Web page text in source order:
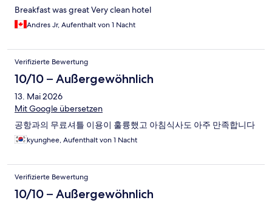
Breakfast was great Very clean hotel
Andres Jr, Aufenthalt von 1 Nacht
Verifizierte Bewertung
10/10 – Außergewöhnlich
13. Mai 2026
Mit Google übersetzen
공항과의 무료셔틀 이용이 훌륭했고 아침식사도 아주 만족합니다
kyunghee, Aufenthalt von 1 Nacht
Verifizierte Bewertung
10/10 – Außergewöhnlich